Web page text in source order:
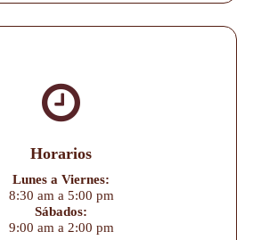
Horarios
Lunes a Viernes:
8:30 am a 5:00 pm
Sábados:
9:00 am a 2:00 pm